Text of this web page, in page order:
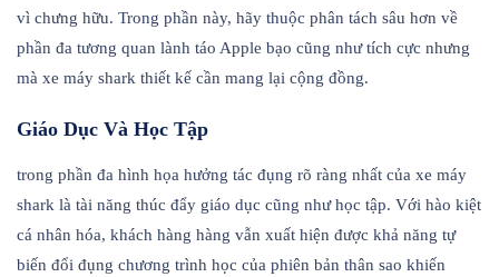
vì chưng hữu. Trong phần này, hãy thuộc phân tách sâu hơn về
phần đa tương quan lành táo Apple bạo cũng như tích cực nhưng
mà xe máy shark thiết kế cần mang lại cộng đồng.
Giáo Dục Và Học Tập
trong phần đa hình họa hưởng tác đụng rõ ràng nhất của xe máy
shark là tài năng thúc đẩy giáo dục cũng như học tập. Với hào kiệt
cá nhân hóa, khách hàng hàng vẫn xuất hiện được khả năng tự
biến đổi đụng chương trình học của phiên bản thân sao khiến